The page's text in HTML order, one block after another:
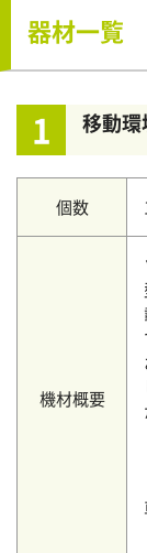
器材一覧
1 移動環
個数
機材概要